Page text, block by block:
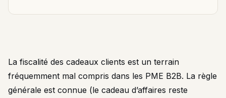
La fiscalité des cadeaux clients est un terrain
fréquemment mal compris dans les PME B2B. La règle
générale est connue (le cadeau d’affaires reste